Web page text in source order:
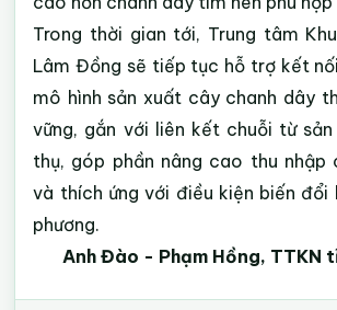
Trong thời gian tới, Trung tâm
Lâm Đồng sẽ tiếp tục hỗ trợ kết
mô hình sản xuất cây chanh dây
vững, gắn với liên kết chuỗi từ
thụ, góp phần nâng cao thu nhập
và thích ứng với điều kiện biến đổi
phương.
Anh Đào - Phạm Hồng, TTKN